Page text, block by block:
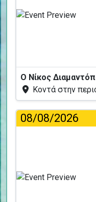
Ο Νίκος
Κοντά στην
08/08/2026